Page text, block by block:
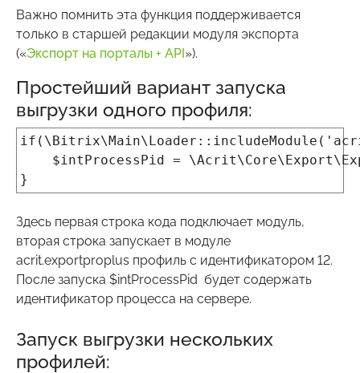
Важно помнить эта функция поддерживается
только в старшей редакции модуля экспорта
(«Экспорт на порталы + API»).
Простейший вариант запуска
выгрузки одного профиля:
$intProcessPid =
}
Здесь первая строка кода подключает модуль,
вторая строка запускает в модуле
acrit.exportproplus профиль с идентификатором 12.
После запуска $intProcessPid будет содержать
идентификатор процесса на сервере.
Запуск выгрузки нескольких
профилей: